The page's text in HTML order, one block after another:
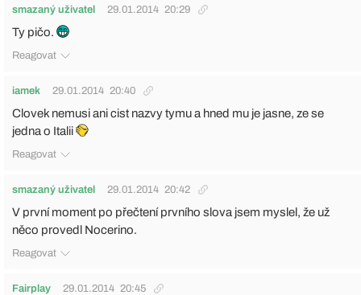
smazaný uživatel 29.01.2014 20:29
Ty pičo.
Reagovat
iamek 29.01.2014 20:40
Clovek nemusi ani cist nazvy tymu a hned mu je jasne, ze se
jedna o Italii
Reagovat
smazaný uživatel 29.01.2014 20:42
V první moment po přečtení prvního slova jsem myslel, že už
něco provedl Nocerino.
Reagovat
Fairplay 29.01.2014 20:45